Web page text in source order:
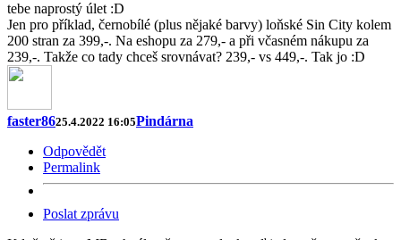
tebe naprostý úlet :D
Jen pro příklad, černobílé (plus nějaké barvy) loňské Sin City kolem
200 stran za 399,-. Na eshopu za 279,- a při včasném nákupu za
239,-. Takže co tady chceš srovnávat? 239,- vs 449,-. Tak jo :D
faster8625.4.2022 16:05Pindárna
Odpovědět
Permalink
Poslat zprávu